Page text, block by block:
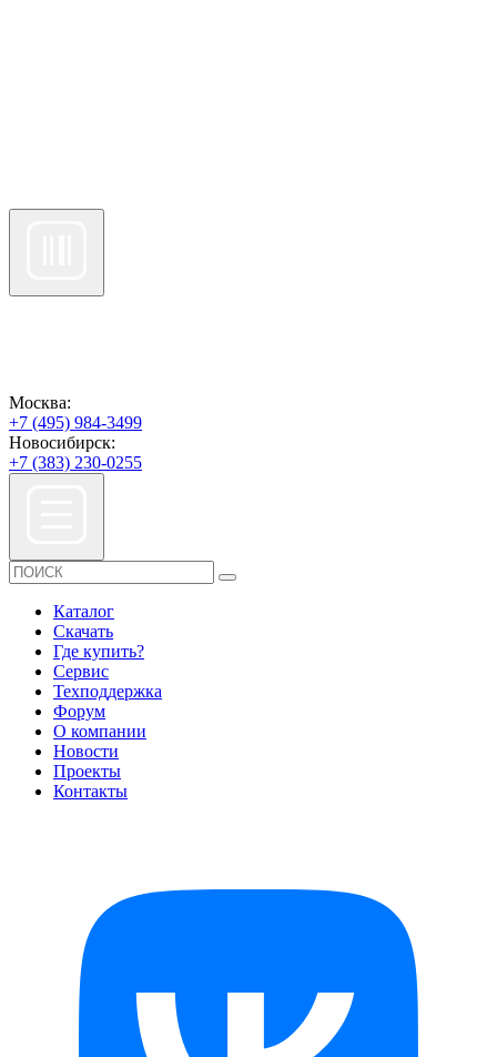
Москва:
+7 (495) 984-3499
Новосибирск:
+7 (383) 230-0255
Каталог
Скачать
Где купить?
Сервис
Техподдержка
Форум
О компании
Новости
Проекты
Контакты